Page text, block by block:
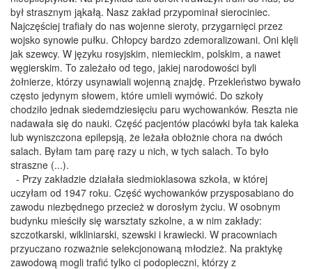
był strasznym jąkałą. Nasz zakład przypominał sierociniec.
Najczęściej trafiały do nas wojenne sieroty, przygarnięci przez
wojsko synowie pułku. Chłopcy bardzo zdemoralizowani. Oni klęli
jak szewcy. W języku rosyjskim, niemieckim, polskim, a nawet
węgierskim. To zależało od tego, jakiej narodowości byli
żołnierze, którzy usynawiali wojenną znajdę. Przekleństwo bywało
często jedynym słowem, które umieli wymówić. Do szkoły
chodziło jednak siedemdziesięciu paru wychowanków. Reszta nie
nadawała się do nauki. Część pacjentów placówki była tak kaleka
lub wyniszczona epilepsją, że leżała obłożnie chora na dwóch
salach. Byłam tam parę razy u nich, w tych salach. To było
straszne (...).
- Przy zakładzie działała siedmioklasowa szkoła, w której
uczyłam od 1947 roku. Część wychowanków przysposabiano do
zawodu niezbędnego przecież w dorosłym życiu. W osobnym
budynku mieściły się warsztaty szkolne, a w nim zakłady:
szczotkarski, wikliniarski, szewski i krawiecki. W pracowniach
przyuczano rozważnie selekcjonowaną młodzież. Na praktykę
zawodową mogli trafić tylko ci podopieczni, którzy z